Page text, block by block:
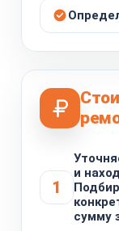
1
и
сумму